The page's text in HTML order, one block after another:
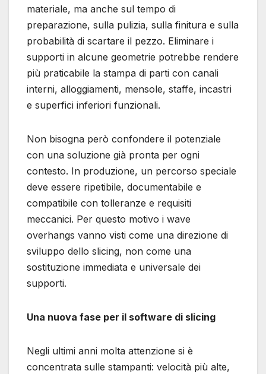
materiale, ma anche sul tempo di
preparazione, sulla pulizia, sulla finitura e sulla
probabilità di scartare il pezzo. Eliminare i
supporti in alcune geometrie potrebbe rendere
più praticabile la stampa di parti con canali
interni, alloggiamenti, mensole, staffe, incastri
e superfici inferiori funzionali.
Non bisogna però confondere il potenziale
con una soluzione già pronta per ogni
contesto. In produzione, un percorso speciale
deve essere ripetibile, documentabile e
compatibile con tolleranze e requisiti
meccanici. Per questo motivo i wave
overhangs vanno visti come una direzione di
sviluppo dello slicing, non come una
sostituzione immediata e universale dei
supporti.
Una nuova fase per il software di slicing
Negli ultimi anni molta attenzione si è
concentrata sulle stampanti: velocità più alte,